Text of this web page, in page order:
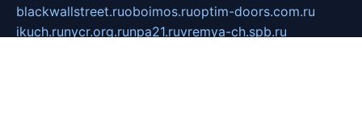
blackwallstreet.ruoboimos.ruoptim-doors.com.ru
ikuch.runycr.org.runpa21.ruvremya-ch.spb.ru